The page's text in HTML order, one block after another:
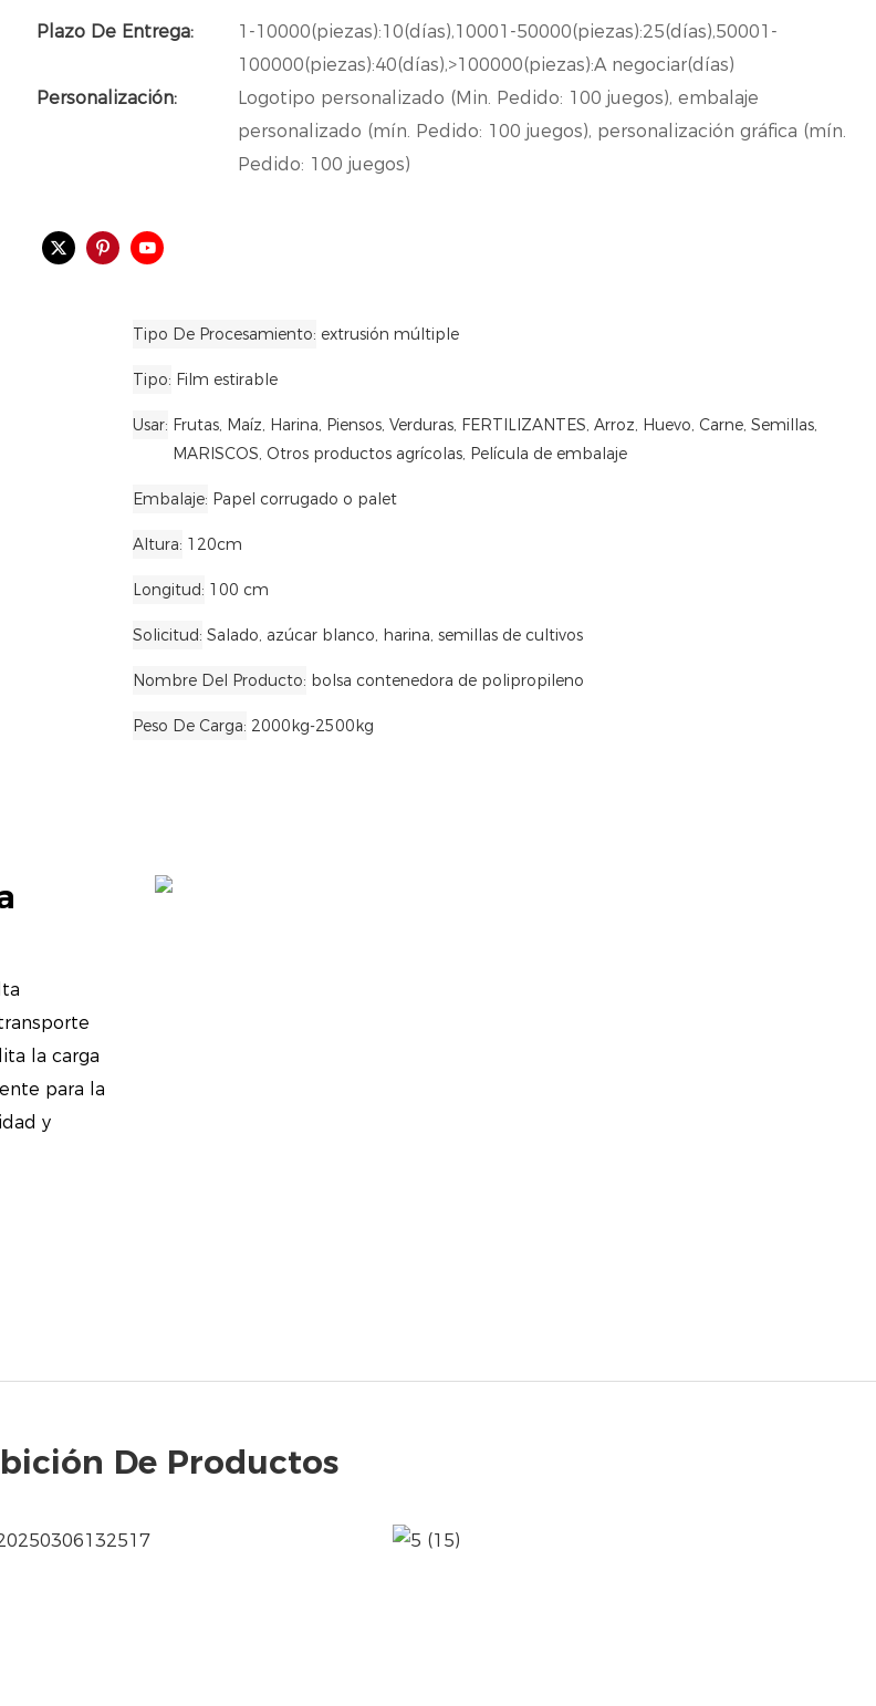
Plazo De Entrega:
1-10000(piezas):10(días),10001-50000(piezas):25(días),50001-
100000(piezas):40(días),>100000(piezas):A negociar(días)
Personalización:
Logotipo personalizado (Min. Pedido: 100 juegos), embalaje
personalizado (mín. Pedido: 100 juegos), personalización gráfica (mín.
Pedido: 100 juegos)
Tipo De Procesamiento extrusión múltiple
Tipo Film estirable
Usar Frutas, Maíz, Harina, Piensos, Verduras, FERTILIZANTES, Arroz, Huevo, Carne, Semillas,
MARISCOS, Otros productos agrícolas, Película de embalaje
Embalaje Papel corrugado o palet
Altura 120cm
Longitud 100 cm
Solicitud Salado, azúcar blanco, harina, semillas de cultivos
Nombre Del Producto bolsa contenedora de polipropileno
Peso De Carga 2000kg-2500kg
la carga
para la
y
De Productos